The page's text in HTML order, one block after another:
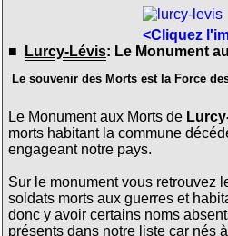
<Cliquez
■
Lurcy-Lévis: Le Monument
Le souvenir des Morts est la Force
Le Monument aux Morts de
morts habitant la commune
engageant notre pays.
Sur le monument vous retrouvez
soldats morts aux guerres et
donc y avoir certains noms
présents dans notre liste car nés à